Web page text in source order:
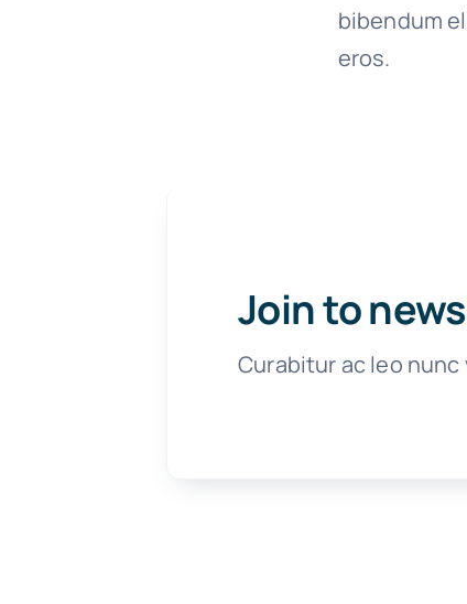
bibendum
eros.
Join to
Curabitur ac leo